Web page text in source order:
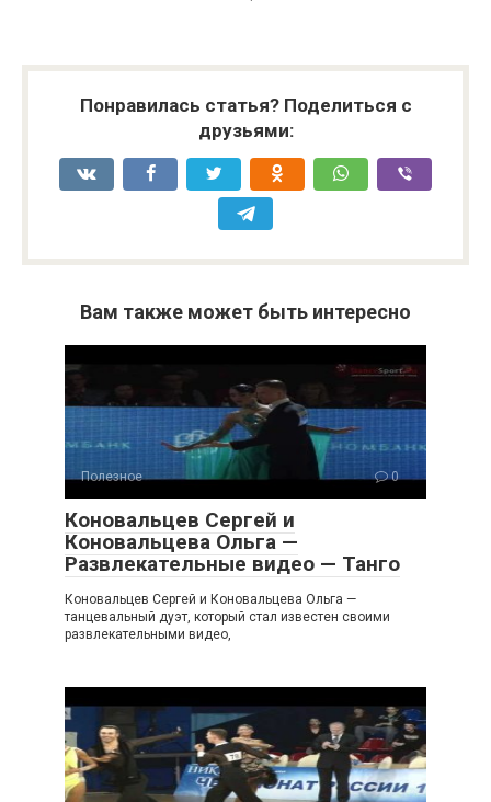
Понравилась статья? Поделиться с
друзьями:
Вам также может быть интересно
Полезное 0
Коновальцев Сергей и
Коновальцева Ольга —
Развлекательные видео — Танго
Коновальцев Сергей и Коновальцева Ольга —
танцевальный дуэт, который стал известен своими
развлекательными видео,